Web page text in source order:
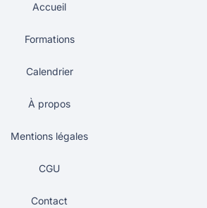
Accueil
Formations
Calendrier
À propos
Mentions légales
CGU
Contact